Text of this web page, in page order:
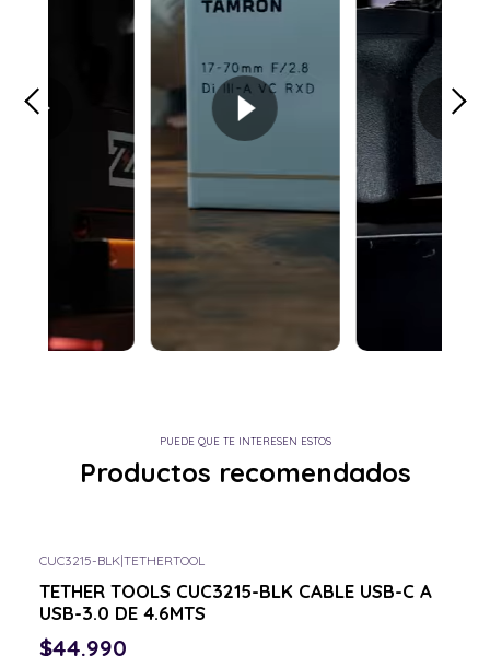
PUEDE QUE TE INTERESEN ESTOS
Productos recomendados
CUC3215-BLK|TETHERTOOL
TETHER TOOLS CUC3215-BLK CABLE USB-C A
USB-3.0 DE 4.6MTS
$44.990